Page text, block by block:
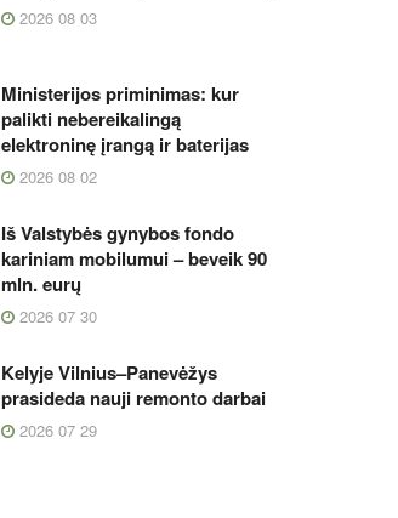
2026 08 03
Ministerijos priminimas: kur
palikti nebereikalingą
elektroninę įrangą ir baterijas
2026 08 02
Iš Valstybės gynybos fondo
kariniam mobilumui – beveik 90
mln. eurų
2026 07 30
Kelyje Vilnius–Panevėžys
prasideda nauji remonto darbai
2026 07 29